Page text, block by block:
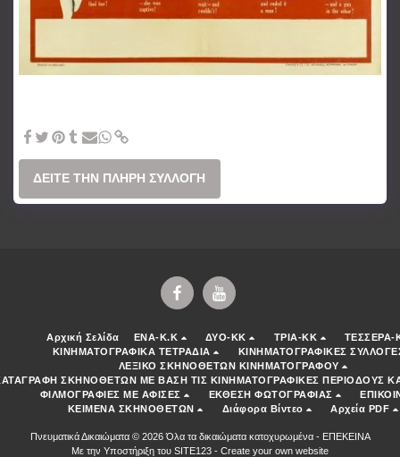
ΔΕΊΤΕ ΤΗΝ ΠΛΉΡΗ ΣΥΛΛΟΓΉ
Αρχική Σελίδα ENA-K.K ΔΥΟ-ΚΚ ΤΡΙΑ-ΚΚ
ΤΕΣΣΕΡΑ-
ΚΙΝΗΜΑΤΟΓΡΑΦΙΚΑ ΤΕΤΡΑΔΙΑ
ΚΙΝΗΜΑΤΟΓΡΑΦΙΚΕΣ
ΛΕΞΙΚΟ ΣΚΗΝΟΘΕΤΩΝ ΚΙΝΗΜΑΤΟΓΡΑΦΟΥ
ΣΚΗΝΟΘΕΤΩΝ ΜΕ ΒΑΣΗ ΤΙΣ ΚΙΝΗΜΑΤΟΓΡΑΦΙΚΕΣ ΠΕΡΙΟΔΟΥΣ
ΦΙΛΜΟΓΡΑΦΙΕΣ ΜΕ ΑΦΙΣΕΣ
ΕΚΘΕΣΗ ΦΩΤΟΓΡΑΦΙΑΣ
ΚΕΙΜΕΝΑ ΣΚΗΝΟΘΕΤΩΝ
Διάφορα Βίντεο Αρχεία PDF
Πνευματικά Δικαιώματα © 2026 Όλα τα δικαιώματα κατοχυρωμένα - ΕΠΕΚΕΙΝΑ
Με την Υποστήριξη του SITE123 - Create your own website